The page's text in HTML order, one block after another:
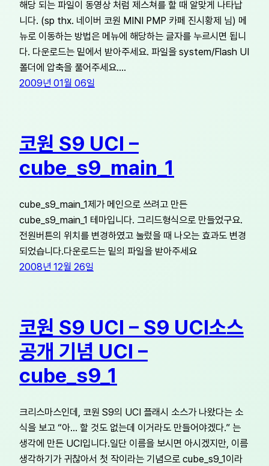
해당 되는 파일이 동영상 처럼 제스쳐를 할 때 알맞게 나타납
니다. (sp thx. 네이버 코원 MINI PMP 카페 진시황제 님) 메
뉴로 이동하는 방법은 메뉴에 해당하는 글자를 누르시면 됩니
다. 다운로드는 밑에서 받아주세요. 파일을 system/Flash UI
폴더에 압축을 풀어주세요.…
2009년 01월 06일
코원 S9 UCI –
cube_s9_main_1
cube_s9_main_1제가 메인으로 쓰려고 만든
cube_s9_main_1 테마입니다. 그리드형식으로 만들었구요.
전원버튼의 위치를 변경하였고 눌렀을 때 나오는 효과도 변경
되었습니다.다운로드는 밑의 파일을 받아주세요
2008년 12월 26일
코원 S9 UCI – S9 UCI소스
공개 기념 UCI –
cube_s9_1
크리스마스인데, 코원 S9의 UCI 플래시 소스가 나왔다는 소
식을 보고 “아… 할 것도 없는데 이거라도 만들어야겠다.” 는
생각에 만든 UCI입니다.일단 이름을 보시면 아시겠지만, 이름
생각하기가 귀찮아서 첫 작이라는 기념으로 cube_s9_1이라